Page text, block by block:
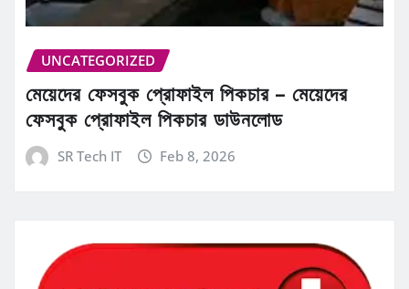
UNCATEGORIZED
মেয়েদের ফেসবুক প্রোফাইল পিকচার – মেয়েদের
ফেসবুক প্রোফাইল পিকচার ডাউনলোড
SR Tech IT Feb 8, 2026